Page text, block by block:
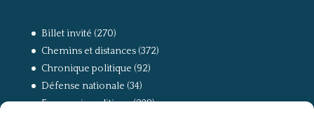
Billet invité (270)
Chemins et distances(372)
Chronique politique (92)
Défense nationale (34)
Economie politique(238)